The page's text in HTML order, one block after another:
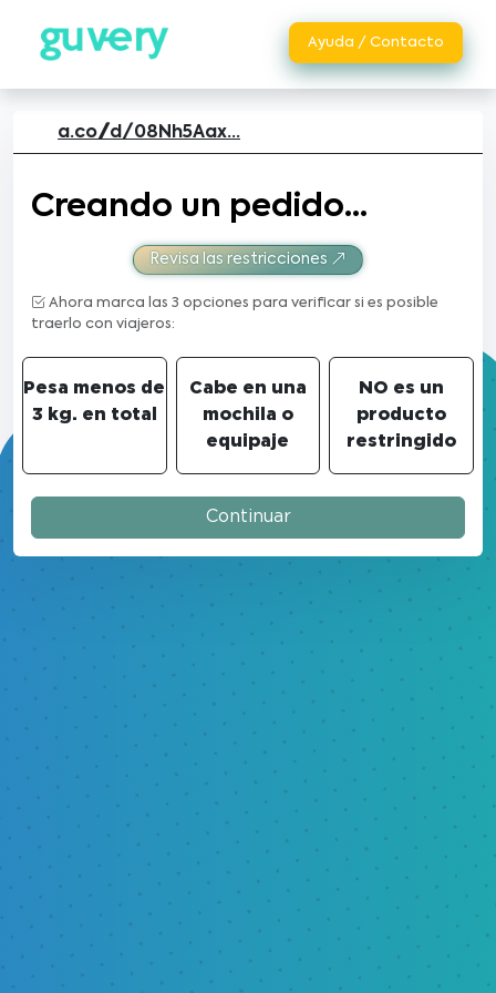
Ayuda / Contacto
a.co//d/08Nh5Aax...
Creando un pedido...
Revisa las restricciones
Ahora marca las 3 opciones para verificar si es posible
traerlo con viajeros:
Pesa menos de
3 kg. en total
Cabe en una
mochila o
equipaje
NO es un
producto
restringido
Continuar